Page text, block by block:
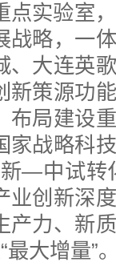
点实验室
战略，一
、大连英
新策源功
布局建设
家战略科
—中试
业创新深
产力、新
最大增量”